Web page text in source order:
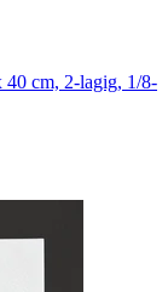
40 cm, 2-lagig, 1/8-